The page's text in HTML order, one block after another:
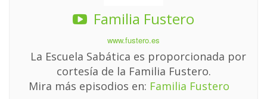
Familia Fustero
www.fustero.es
La Escuela Sabática es proporcionada por
cortesía de la Familia Fustero.
Mira más episodios en: Familia Fustero